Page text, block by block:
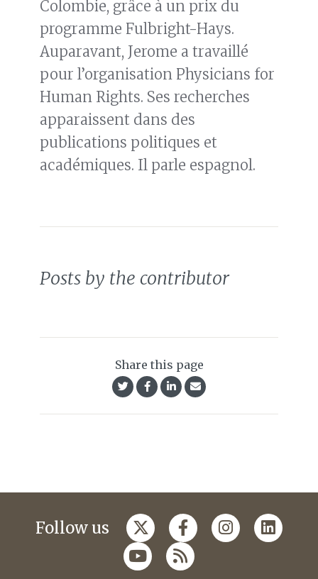
Colombie, grâce à un prix du
programme Fulbright-Hays.
Auparavant, Jerome a travaillé
pour l’organisation Physicians for
Human Rights. Ses recherches
apparaissent dans des
publications politiques et
académiques. Il parle espagnol.
Posts by the contributor
Share this page
Follow us